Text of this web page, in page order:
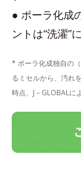
● ポーラ化成
ントは“洗濯”
* ポーラ化成独自の
るミセルから、汚れ
時点、J－GLOBALに